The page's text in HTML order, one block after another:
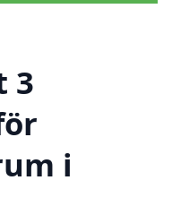
3
i